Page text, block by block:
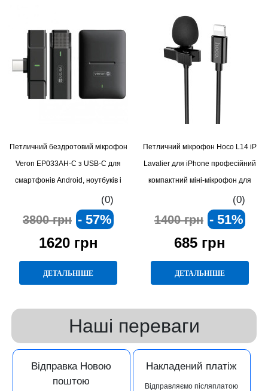
Петличний бездротовий мікрофон
Veron EP033AH-C з USB-C для
смартфонів Android, ноутбуків і
планшетів з кейсом-зарядкою та
підтримкою онлайн-трансляцій
(0)
3800 грн - 57%
1620 грн
ДЕТАЛЬНІШЕ
Петличний мікрофон Hoco L14 iP
Lavalier для iPhone професійний
компактний міні-мікрофон для
блогерів, стрімерів, інтерв’ю,
онлайн-трансляцій та відеоуроків
(0)
1400 грн - 51%
685 грн
ДЕТАЛЬНІШЕ
Наші переваги
Відправка Новою
поштою
Накладений платіж
Відправляємо післяплатою